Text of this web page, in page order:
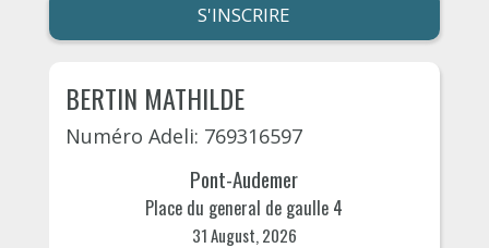
S'INSCRIRE
BERTIN MATHILDE
Numéro Adeli: 769316597
Pont-Audemer
Place du general de gaulle 4
31 August, 2026